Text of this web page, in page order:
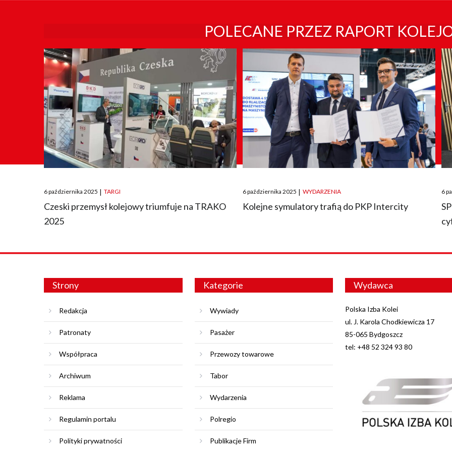
POLECANE PRZEZ RAPORT
Posted
on
6 października 2025 | TARGI
Czeski przemysł kolejowy triumfuje na TRAKO
2025
Posted
on
6 października 2025 | WYDARZENIA
Kolejne symulatory trafią do PKP Intercity
on
6
Strony
Redakcja
Patronaty
Współpraca
Archiwum
Reklama
Regulamin portalu
Polityki prywatności
Kategorie
Wywiady
Pasażer
Przewozy towarowe
Tabor
Wydarzenia
Polregio
Publikacje Firm
Wydawca
Polska Izba Kolei
ul. J. Karola Chodkiewicza 17
85-065 Bydgoszcz
tel: +48 52 324 93 80